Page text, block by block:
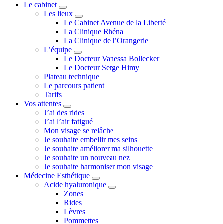
Le cabinet
Les lieux
Le Cabinet Avenue de la Liberté
La Clinique Rhéna
La Clinique de l’Orangerie
L’équipe
Le Docteur Vanessa Bollecker
Le Docteur Serge Himy
Plateau technique
Le parcours patient
Tarifs
Vos attentes
J’ai des rides
J’ai l’air fatigué
Mon visage se relâche
Je souhaite embellir mes seins
Je souhaite améliorer ma silhouette
Je souhaite un nouveau nez
Je souhaite harmoniser mon visage
Médecine Esthétique
Acide hyaluronique
Zones
Rides
Lèvres
Pommettes